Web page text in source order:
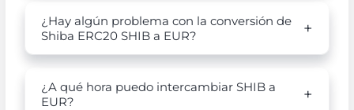
¿Hay algún problema con la conversión de
Shiba ERC20 SHIB a EUR?
¿A qué hora puedo intercambiar SHIB a
EUR?